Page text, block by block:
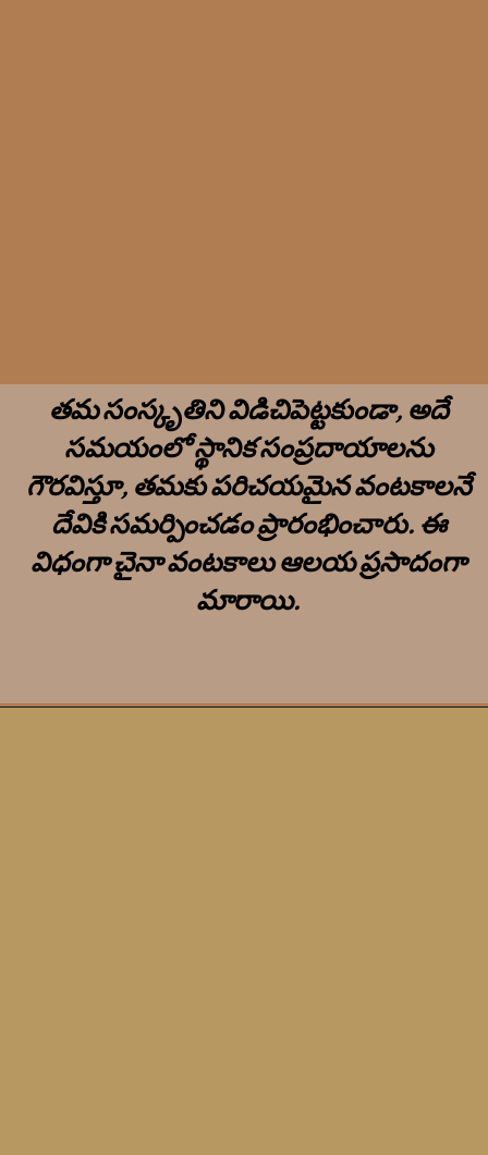
తమ సంస్కృతిని విడిచిపెట్టకుండా, అదే
సమయంలో స్థానిక సంప్రదాయాలను
గౌరవిస్తూ, తమకు పరిచయమైన వంటకాలనే
దేవికి సమర్పించడం ప్రారంభించారు. ఈ
విధంగా చైనా వంటకాలు ఆలయ ప్రసాదంగా
మారాయి.